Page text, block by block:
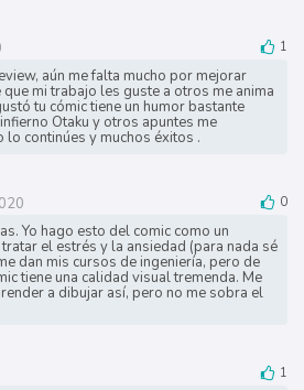
1
aún me falta mucho por mejorar
mi trabajo les guste a otros me anima
tu cómic tiene un humor bastante
Otaku y otros apuntes me
lo continúes y muchos éxitos .
0
Yo hago esto del comic como un
el estrés y la ansiedad (para nada sé
dan mis cursos de ingeniería, pero de
tiene una calidad visual tremenda. Me
a dibujar así, pero no me sobra el
1